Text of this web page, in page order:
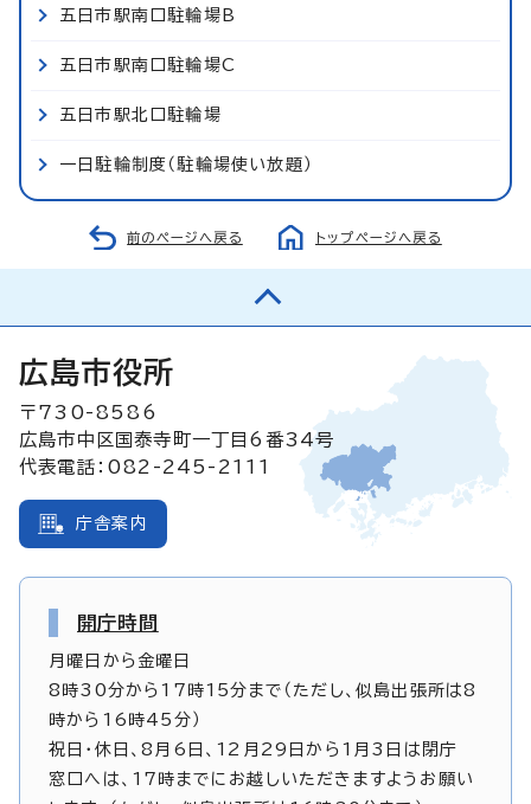
五日市駅南口駐輪場B
五日市駅南口駐輪場C
五日市駅北口駐輪場
一日駐輪制度（駐輪場使い放題）
前のページへ戻る トップページへ戻る
広島市役所
〒730-8586
広島市中区国泰寺町一丁目6番34号
代表電話：082-245-2111
庁舎案内
開庁時間
月曜日から金曜日
8時30分から17時15分まで（ただし、似島出張所は8
時から16時45分）
祝日・休日、8月6日、12月29日から1月3日は閉庁
窓口へは、17時までにお越しいただきますようお願い